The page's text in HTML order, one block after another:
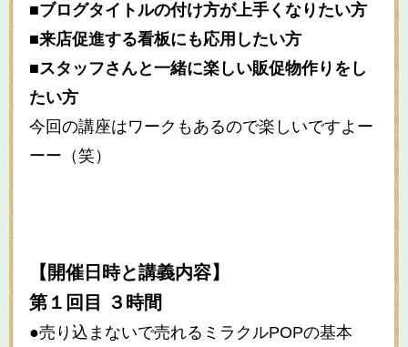
■ブログタイトルの付け方が上手くなりたい方
■来店促進する看板にも応用したい方
■スタッフさんと一緒に楽しい販促物作りをし
たい方
今回の講座はワークもあるので楽しいですよー
ーー（笑）
【開催日時と講義内容】
第１回目 ３時間
●売り込まないで売れるミラクルPOPの基本